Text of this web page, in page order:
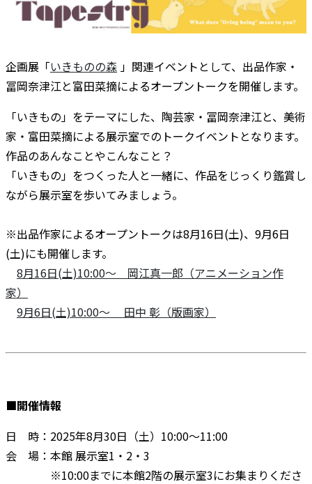
企画展「いきものの森 」関連イベントとして、出品作家・
冨岡奈津江と富田菜摘によるオープントークを開催します。
「いきもの」をテーマにした、陶芸家・冨岡奈津江と、美術
家・富田菜摘による展示室でのトークイベントとなります。
作品のあんなことやこんなこと？
「いきもの」をつくった人と一緒に、作品をじっくり鑑賞し
ながら展示室を歩いてみましょう。
※出品作家によるオープントークは8月16日(土)、9月6日
(土)にも開催します。
8月16日(土)10:00～ 岡江真一郎（アニメーション作
家）
9月6日(土)10:00～ 田中 彰（版画家）
■開催情報
日 時：2025年8月30日（土）10:00～11:00
会 場：本館 展示室1・2・3
※10:00までに本館2階の展示室3にお集まりくださ